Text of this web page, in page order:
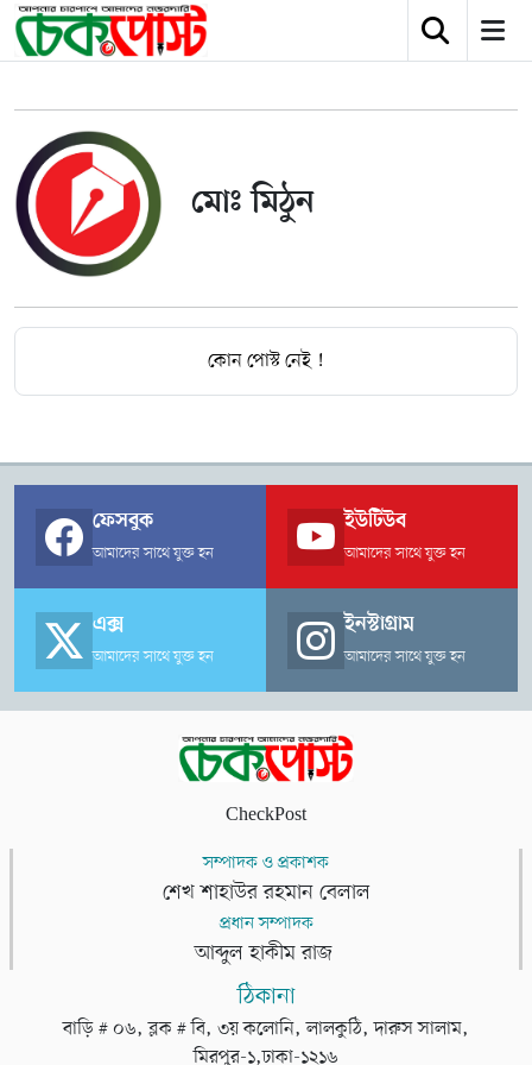
মোঃ মিঠুন
কোন পোস্ট নেই !
ফেসবুক
আমাদের সাথে যুক্ত হন
ইউটিউব
আমাদের সাথে যুক্ত হন
এক্স
আমাদের সাথে যুক্ত হন
ইনস্টাগ্রাম
আমাদের সাথে যুক্ত হন
CheckPost
সম্পাদক ও প্রকাশক
শেখ শাহাউর রহমান বেলাল
প্রধান সম্পাদক
আব্দুল হাকীম রাজ
ঠিকানা
বাড়ি # ০৬, ব্লক # বি, ৩য় কলোনি, লালকুঠি, দারুস সালাম,
মিরপুর-১,ঢাকা-১২১৬